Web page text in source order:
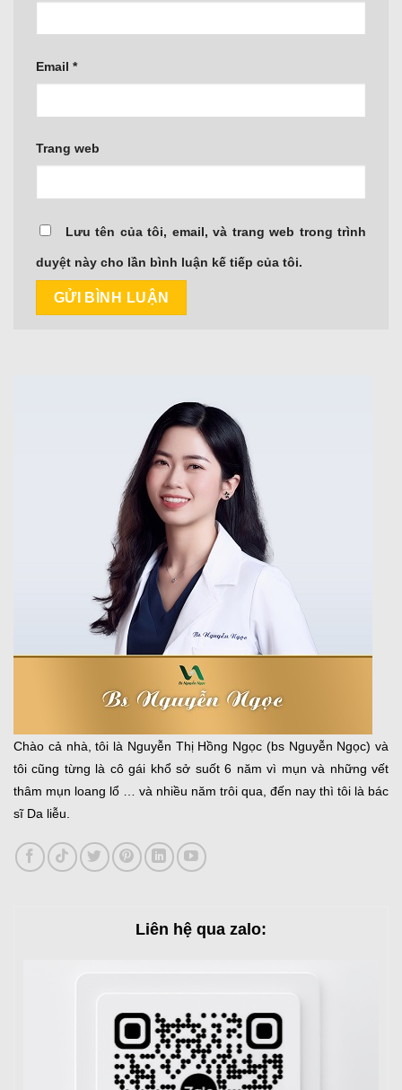
Email *
Trang web
Lưu tên của tôi, email, và trang web trong trình
duyệt này cho lần bình luận kế tiếp của tôi.
Chào cả nhà, tôi là Nguyễn Thị Hồng Ngọc (bs Nguyễn Ngọc) và
tôi cũng từng là cô gái khổ sở suốt 6 năm vì mụn và những vết
thâm mụn loang lổ … và nhiều năm trôi qua, đến nay thì tôi là bác
sĩ Da liễu.
Liên hệ qua zalo: